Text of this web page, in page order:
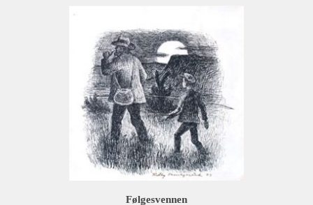
Følgesvennen